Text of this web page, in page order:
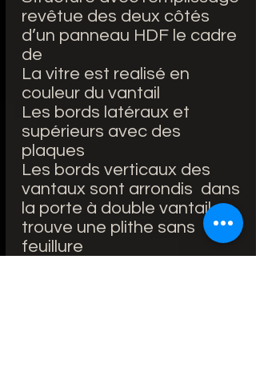
revêtue des deux côtés
d’un panneau HDF le cadre
de
La vitre est realisé en
couleur du vantail
Les bords latéraux et
supérieurs avec des
plaques
Les bords verticaux des
vantaux sont arrondis dans
la porte à double vantail se
trouve une plithe sans
feuillure